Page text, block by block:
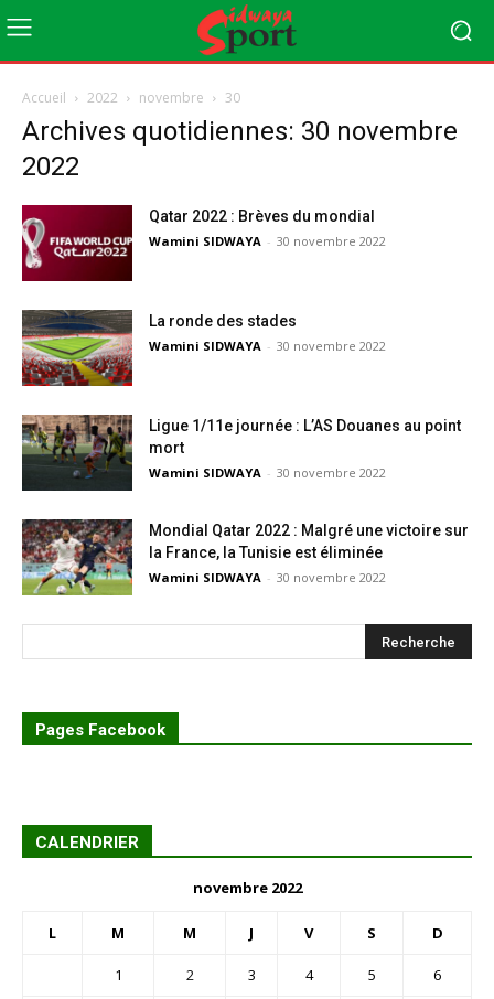
Accueil 2022 novembre 30
Archives quotidiennes: 30 novembre
2022
Qatar 2022 : Brèves du mondial
Wamini SIDWAYA - 30 novembre 2022
La ronde des stades
Wamini SIDWAYA - 30 novembre 2022
Ligue 1/11e journée : L’AS Douanes au point
mort
Wamini SIDWAYA - 30 novembre 2022
Mondial Qatar 2022 : Malgré une victoire sur
la France, la Tunisie est éliminée
Wamini SIDWAYA - 30 novembre 2022
Pages Facebook
CALENDRIER
novembre 2022
L M M J V S D
1 2 3 4 5 6